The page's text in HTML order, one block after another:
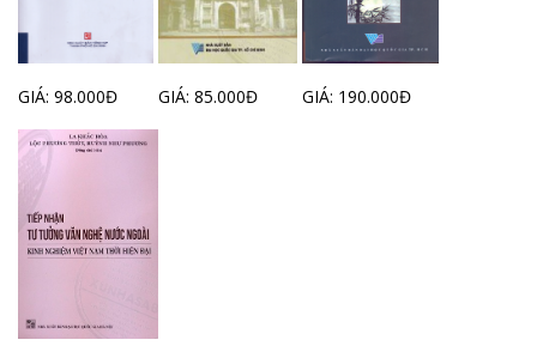
GIÁ: 98.000Đ GIÁ: 85.000Đ GIÁ: 190.000Đ